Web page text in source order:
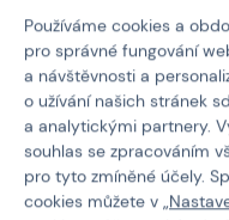
O NÁKUPU
Platba
Doprava
Obchodní podmínky
Všeobecné podmínky
Reklamační řád
Odstoupení od smlouvy
Používáme cookies a
pro správné fungování
a návštěvnosti a
o užívání našich stránek
a analytickými partnery.
souhlas se zpracováním
pro tyto zmíněné účely.
cookies můžete v „